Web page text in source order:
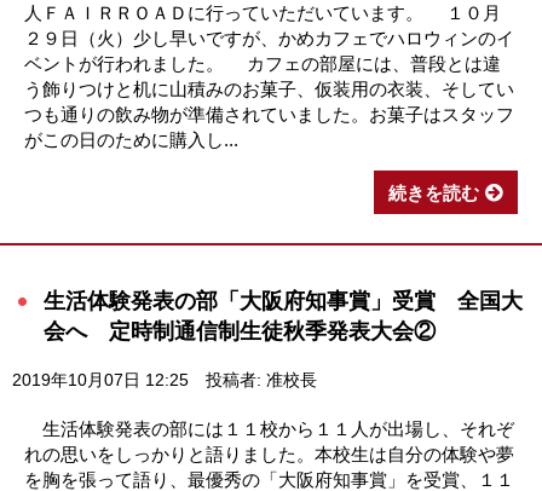
人ＦＡＩＲＲＯＡＤに行っていただいています。 １０月
２９日（火）少し早いですが、かめカフェでハロウィンのイ
ベントが行われました。 カフェの部屋には、普段とは違
う飾りつけと机に山積みのお菓子、仮装用の衣装、そしてい
つも通りの飲み物が準備されていました。お菓子はスタッフ
がこの日のために購入し...
続きを読む
生活体験発表の部「大阪府知事賞」受賞 全国大
会へ 定時制通信制生徒秋季発表大会②
2019年10月07日 12:25 投稿者: 准校長
生活体験発表の部には１１校から１１人が出場し、それぞ
れの思いをしっかりと語りました。本校生は自分の体験や夢
を胸を張って語り、最優秀の「大阪府知事賞」を受賞、１１